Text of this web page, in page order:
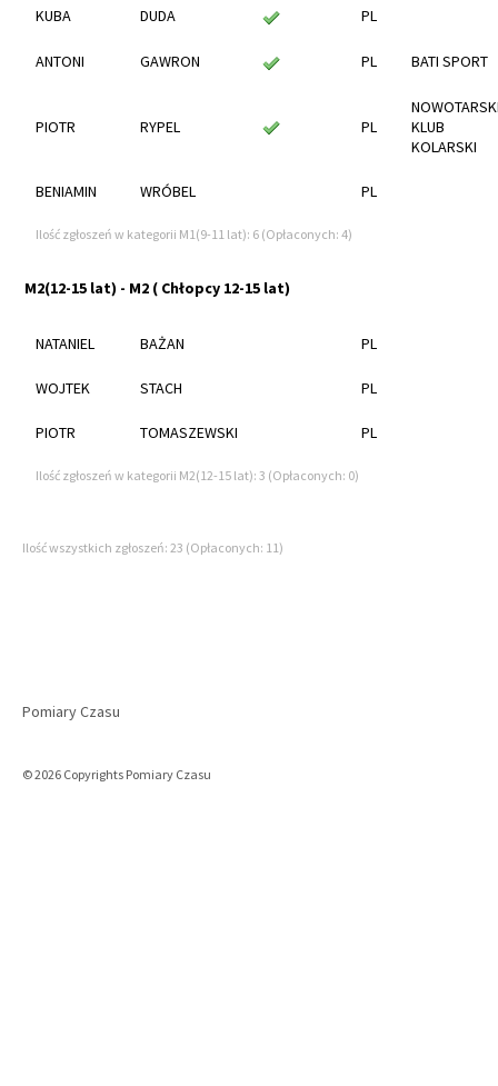
KUBA DUDA PL
ANTONI GAWRON PL BATI SPORT
PIOTR RYPEL PL
KLUB
KOLARSKI
BENIAMIN WRÓBEL PL
Ilość zgłoszeń w kategorii M1(9-11 lat): 6 (Opłaconych: 4)
M2(12-15 lat) - M2 ( Chłopcy 12-15 lat)
NATANIEL BAŻAN PL
WOJTEK STACH PL
PIOTR TOMASZEWSKI PL
Ilość zgłoszeń w kategorii M2(12-15 lat): 3 (Opłaconych: 0)
Ilość wszystkich zgłoszeń: 23 (Opłaconych: 11)
Pomiary Czasu
© 2026 Copyrights Pomiary Czasu